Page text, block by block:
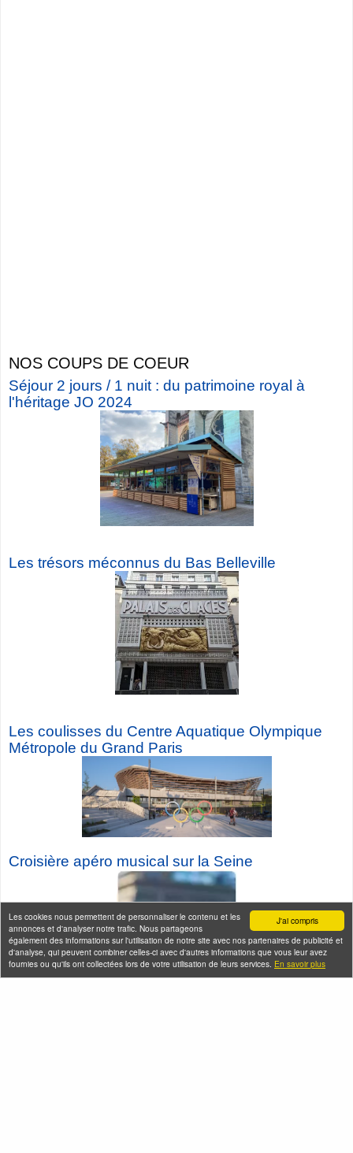
J'ai compris
Les cookies nous permettent de personnaliser le contenu et les
annonces et d'analyser notre trafic. Nous partageons
également des informations sur l'utilisation de notre site avec nos partenaires de publicité et
d'analyse, qui peuvent combiner celles-ci avec d'autres informations que vous leur avez
fournies ou qu'ils ont collectées lors de votre utilisation de leurs services. En savoir plus
NOS COUPS DE COEUR
Séjour 2 jours / 1 nuit : du patrimoine royal à
l'héritage JO 2024
Les trésors méconnus du Bas Belleville
Les coulisses du Centre Aquatique Olympique
Métropole du Grand Paris
Croisière apéro musical sur la Seine